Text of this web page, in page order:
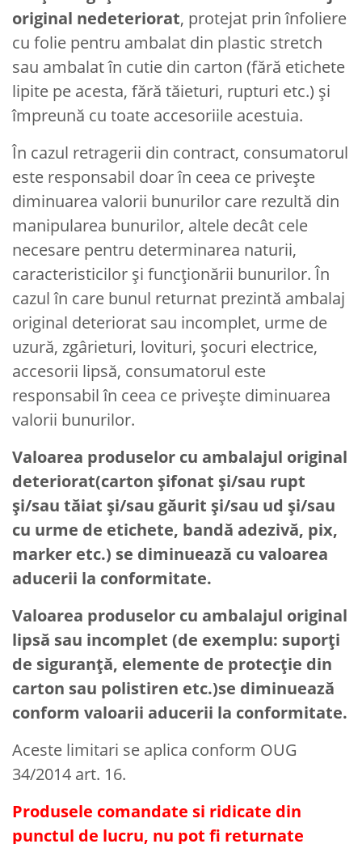
original nedeteriorat, protejat prin înfoliere
cu folie pentru ambalat din plastic stretch
sau ambalat în cutie din carton (fără etichete
lipite pe acesta, fără tăieturi, rupturi etc.) și
împreună cu toate accesoriile acestuia.
În cazul retragerii din contract, consumatorul
este responsabil doar în ceea ce privește
diminuarea valorii bunurilor care rezultă din
manipularea bunurilor, altele decât cele
necesare pentru determinarea naturii,
caracteristicilor și funcționării bunurilor. În
cazul în care bunul returnat prezintă ambalaj
original deteriorat sau incomplet, urme de
uzură, zgârieturi, lovituri, șocuri electrice,
accesorii lipsă, consumatorul este
responsabil în ceea ce privește diminuarea
valorii bunurilor.
Valoarea produselor cu ambalajul original
deteriorat(carton șifonat și/sau rupt
și/sau tăiat și/sau găurit și/sau ud și/sau
cu urme de etichete, bandă adezivă, pix,
marker etc.) se diminuează cu valoarea
aducerii la conformitate.
Valoarea produselor cu ambalajul original
lipsă sau incomplet (de exemplu: suporți
de siguranță, elemente de protecție din
carton sau polistiren etc.)se diminuează
conform valoarii aducerii la conformitate.
Aceste limitari se aplica conform OUG
34/2014 art. 16.
Produsele comandate si ridicate din
punctul de lucru, nu pot fi returnate